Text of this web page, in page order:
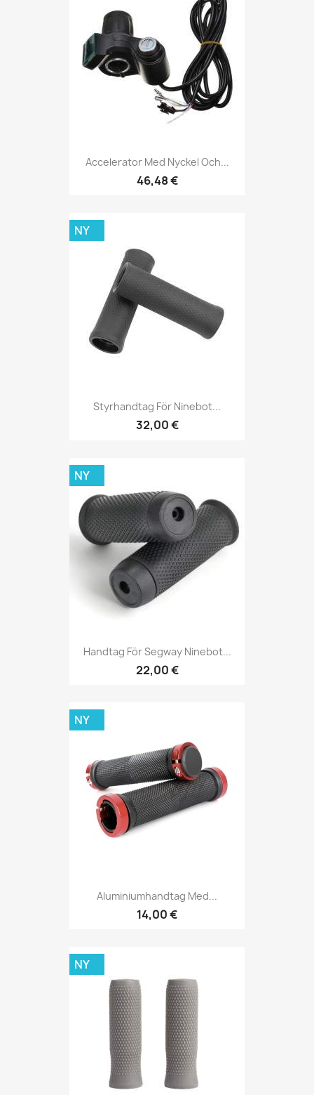
Accelerator Med Nyckel Och...
46,48 €
Styrhandtag För Ninebot...
32,00 €
NY
Handtag För Segway Ninebot...
22,00 €
NY
Aluminiumhandtag Med...
14,00 €
NY
NY